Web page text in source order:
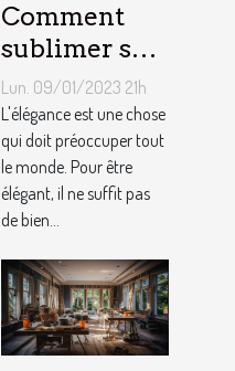
Comment
sublimer ses
ongles ?
Lun. 09/01/2023 21h
L'élégance est une chose
qui doit préoccuper tout
le monde. Pour être
élégant, il ne suffit pas
de bien...